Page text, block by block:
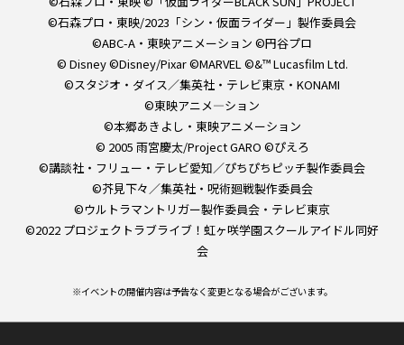
©石森プロ・東映/2023「シン・仮面ライダー」製作委員会
©ABC-A・東映アニメーション ©円谷プロ
© Disney ©Disney/Pixar ©MARVEL ©&™ Lucasfilm Ltd.
©スタジオ・ダイス／集英社・テレビ東京・KONAMI
©東映アニメ―ション
©本郷あきよし・東映アニメーション
© 2005 雨宮慶太/Project GARO ©ぴえろ
©講談社・フリュー・テレビ愛知／ぴちぴちピッチ製作委員会
©芥見下々／集英社・呪術廻戦製作委員会
©ウルトラマントリガー製作委員会・テレビ東京
©2022 プロジェクトラブライブ！虹ヶ咲学園スクールアイドル同好
会
※イベントの開催内容は予告なく変更となる場合がございます。